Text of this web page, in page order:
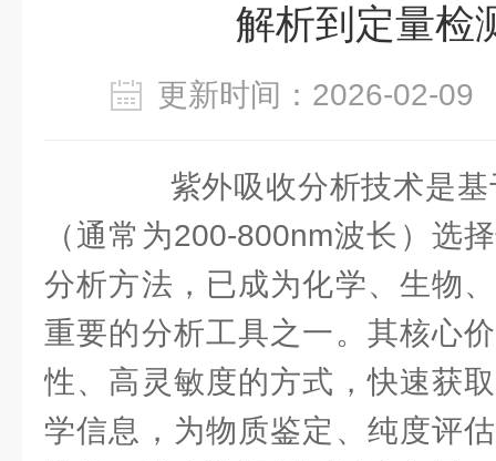
解析到定量检
更新时间：2026-02-
紫外吸收分析技术是基
（通常为200-800nm波长）选
分析方法，已成为化学、生物
重要的分析工具之一。其核心
性、高灵敏度的方式，快速获
学信息，为物质鉴定、纯度评